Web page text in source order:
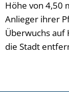
Höhe von 4,50
Anlieger ihrer
Überwuchs auf
die Stadt